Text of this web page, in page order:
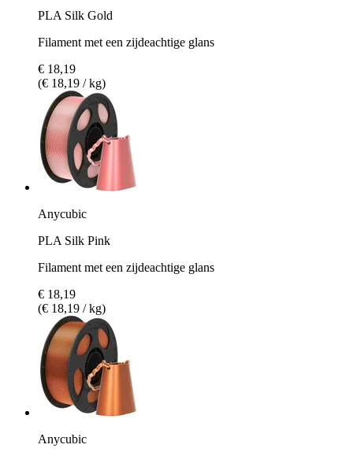
PLA Silk Gold
Filament met een zijdeachtige glans
€ 18,19
(€ 18,19 / kg)
Anycubic
PLA Silk Pink
Filament met een zijdeachtige glans
€ 18,19
(€ 18,19 / kg)
Anycubic